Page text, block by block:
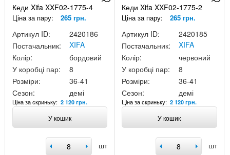
Кеди Xifa XXF02-1775-4
Ціна за пару: 265 грн.
Артикул ID:
2420186
Постачальник:
XIFA
Колір:
бордовий
У коробці пар:
8
Розміри:
36-41
Сезон:
демі
Ціна за скриньку: 2 120 грн.
У кошик
шт
Кеди Xifa XXF02-1775-2
Ціна за пару: 265 грн.
Артикул ID:
2420185
Постачальник:
XIFA
Колір:
червоний
У коробці пар:
8
Розміри:
36-41
Сезон:
демі
Ціна за скриньку:2 120 грн.
У кошик
шт